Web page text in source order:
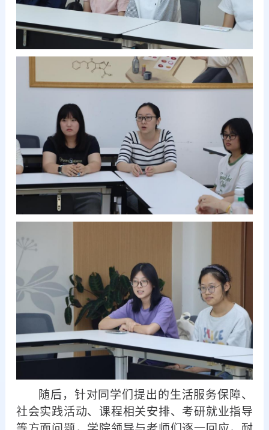
随后，针对同学们提出的生活服务保障、
社会实践活动、课程相关安排、考研就业指导